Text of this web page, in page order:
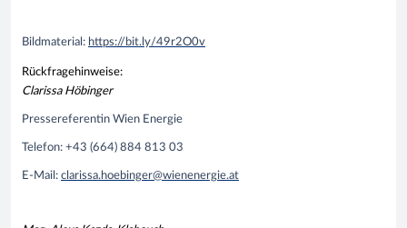
Bildmaterial: https://bit.ly/49r2O0v
Rückfragehinweise:
Clarissa Höbinger
Pressereferentin Wien Energie
Telefon: +43 (664) 884 813 03
E-Mail: clarissa.hoebinger@wienenergie.at